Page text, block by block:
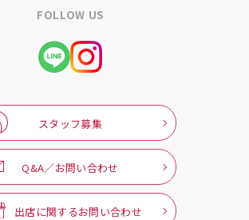
FOLLOW US
スタッフ募集
Q&A／お問い合わせ
出店に関するお問い合わせ